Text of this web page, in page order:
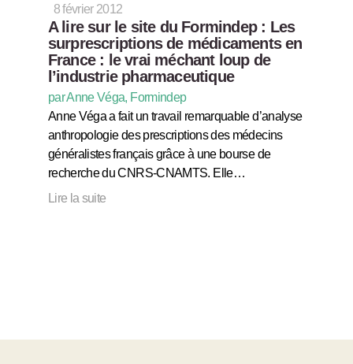
8 février 2012
A lire sur le site du Formindep : Les
surprescriptions de médicaments en
France : le vrai méchant loup de
l’industrie pharmaceutique
par Anne Véga, Formindep
Anne Véga a fait un travail remarquable d’analyse
anthropologie des prescriptions des médecins
généralistes français grâce à une bourse de
recherche du CNRS-CNAMTS. Elle…
Lire la suite